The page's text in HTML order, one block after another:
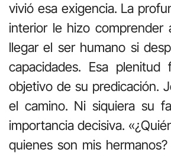
vivió esa exigencia. La
interior le hizo comprender
llegar el ser humano si
capacidades. Esa
objetivo de su predicación.
el camino. Ni siquiera su
importancia decisiva.
quienes son mis